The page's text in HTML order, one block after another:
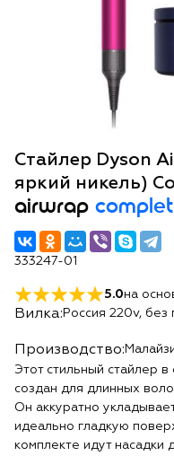
Стайлер Dyson
яркий никель)
airwrap
333247-01
5.0на
Вилка: Россия 220v, без
Производство:
Этот стильный стайлер
создан для длинных
Он аккуратно
идеально гладкую
комплекте идут насадки